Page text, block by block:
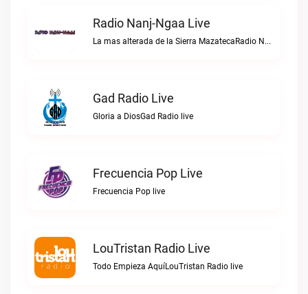
Radio Nanj-Ngaa Live
La mas alterada de la Sierra MazatecaRadio Nanj-Ngaa live
Gad Radio Live
Gloria a DiosGad Radio live
Frecuencia Pop Live
Frecuencia Pop live
LouTristan Radio Live
Todo Empieza AquíLouTristan Radio live